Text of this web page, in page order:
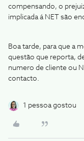
compensando, o
implicada á NET são
Boa tarde, para que a
questão que reporta,
numero de cliente ou
contacto.
1 pessoa gostou